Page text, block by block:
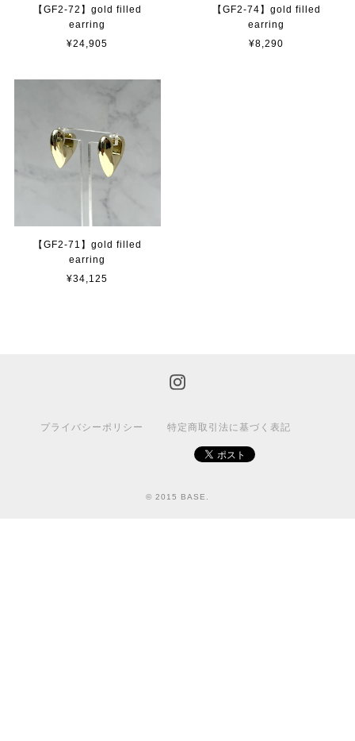
【GF2-72】gold filled
earring
¥24,905
【GF2-74】gold filled
earring
¥8,290
【GF2-71】gold filled
earring
¥34,125
プライバシーポリシー 特定商取引法に基づく表記
© 2015 BASE.